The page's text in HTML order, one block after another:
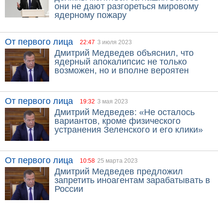
они не дают разгореться мировому
ядерному пожару
От первого лица 22:47 3 июля 2023
Дмитрий Медведев объяснил, что
ядерный апокалипсис не только
возможен, но и вполне вероятен
От первого лица 19:32 3 мая 2023
Дмитрий Медведев: «Не осталось
вариантов, кроме физического
устранения Зеленского и его клики»
От первого лица 10:58 25 марта 2023
Дмитрий Медведев предложил
запретить иноагентам зарабатывать в
России